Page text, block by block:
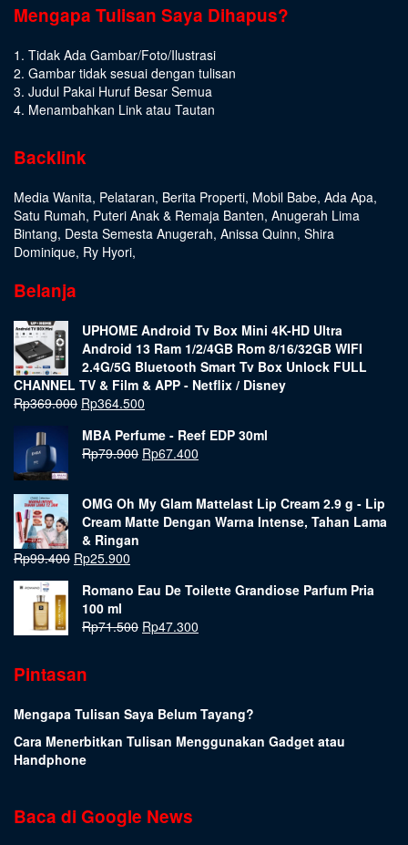
Mengapa Tulisan Saya Dihapus?
1. Tidak Ada Gambar/Foto/Ilustrasi
2. Gambar tidak sesuai dengan tulisan
3. Judul Pakai Huruf Besar Semua
4. Menambahkan Link atau Tautan
Backlink
Media Wanita, Pelataran, Berita Properti, Mobil Babe, Ada Apa,
Satu Rumah, Puteri Anak & Remaja Banten, Anugerah Lima
Bintang, Desta Semesta Anugerah, Anissa Quinn, Shira
Dominique, Ry Hyori,
Belanja
UPHOME Android Tv Box Mini 4K-HD Ultra
Android 13 Ram 1/2/4GB Rom 8/16/32GB WIFI
2.4G/5G Bluetooth Smart Tv Box Unlock FULL
CHANNEL TV & Film & APP - Netflix / Disney
Rp369.000 Rp364.500
MBA Perfume - Reef EDP 30ml
Rp79.900 Rp67.400
OMG Oh My Glam Mattelast Lip Cream 2.9 g - Lip
Cream Matte Dengan Warna Intense, Tahan Lama
& Ringan
Rp99.400 Rp25.900
Romano Eau De Toilette Grandiose Parfum Pria
100 ml
Rp71.500 Rp47.300
Pintasan
Mengapa Tulisan Saya Belum Tayang?
Cara Menerbitkan Tulisan Menggunakan Gadget atau
Handphone
Baca di Google News